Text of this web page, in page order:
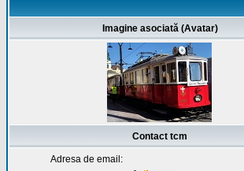
Imagine asociată (Avatar)
Contact tcm
Adresa de email: